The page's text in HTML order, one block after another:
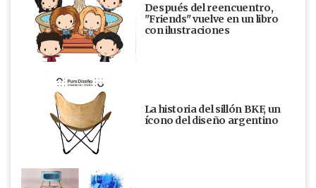
Después del reencuentro,
"Friends" vuelve en un libro
con ilustraciones
La historia del sillón BKF, un
ícono del diseño argentino